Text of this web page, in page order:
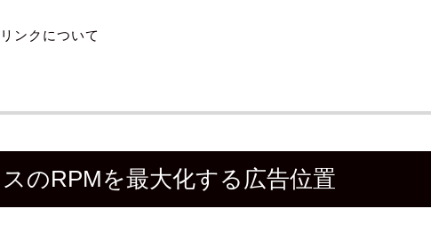
ンクについて
のRPMを最大化する広告位置